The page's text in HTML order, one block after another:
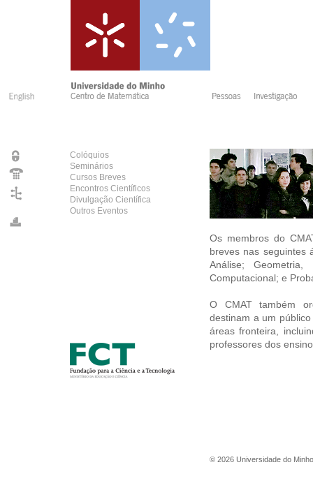
Colóquios
Seminários
Cursos Breves
Encontros Científicos
Divulgação Científica
Outros Eventos
Os membros do
breves nas seguintes
Análise;
Computacional; e
O CMAT também
destinam a um
áreas fronteira,
professores dos
© 2026 Universidade do Minho